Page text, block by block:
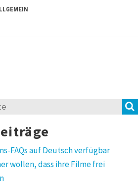
FAQs auf Deutsch verfügbar
wollen, dass ihre Filme frei